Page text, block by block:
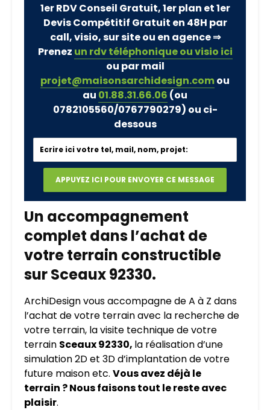
1er RDV Conseil Gratuit, 1er plan et 1er
Devis Compétitif Gratuit en 48H par
call, visio, sur site ou en agence ⇒
Prenez un rdv téléphonique ou visio ici
ou par mail
projet@maisonsarchidesign.comou
au 01.88.31.66.06 (ou
0782105560/0767790279) ou ci-
dessous
Un accompagnement
complet dans l’achat de
votre terrain constructible
sur Sceaux 92330.
ArchiDesign vous accompagne de A à Z dans
l’achat de votre terrain avec la recherche de
votre terrain, la visite technique de votre
terrain Sceaux 92330, la réalisation d’une
simulation 2D et 3D d’implantation de votre
future maison etc. Vous avez déjà le
terrain ? Nous faisons tout le reste avec
plaisir.